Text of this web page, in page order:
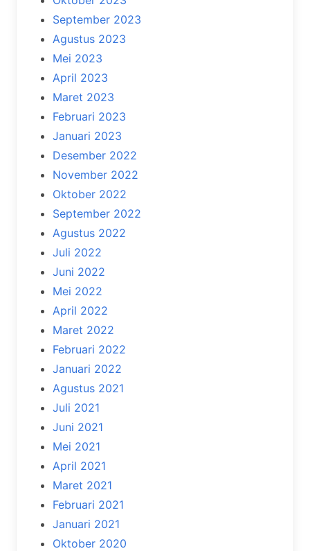
September 2023
Agustus 2023
Mei 2023
April 2023
Maret 2023
Februari 2023
Januari 2023
Desember 2022
November 2022
Oktober 2022
September 2022
Agustus 2022
Juli 2022
Juni 2022
Mei 2022
April 2022
Maret 2022
Februari 2022
Januari 2022
Agustus 2021
Juli 2021
Juni 2021
Mei 2021
April 2021
Maret 2021
Februari 2021
Januari 2021
Oktober 2020